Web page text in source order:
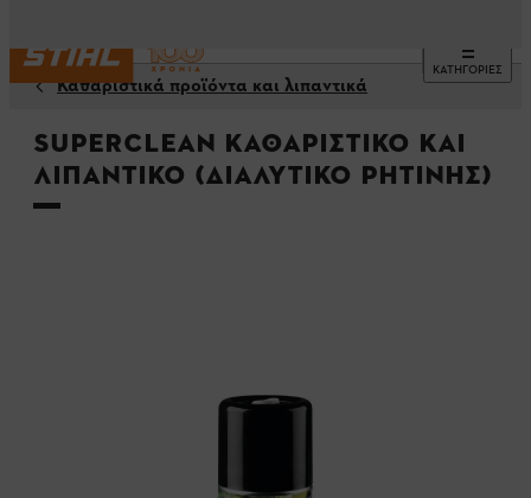
ΚΑΤΗΓΟΡΙΕΣ
Καθαριστικά προϊόντα και λιπαντικά
Superclean καθαριστικό και
λιπαντικό (διαλυτικό ρητίνης)